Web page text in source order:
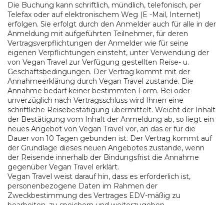
Die Buchung kann schriftlich, mündlich, telefonisch, per
Telefax oder auf elektronischem Weg (E -Mail, Internet)
erfolgen. Sie erfolgt durch den Anmelder auch für alle in der
Anmeldung mit aufgeführten Teilnehmer, für deren
Vertragsverpflichtungen der Anmelder wie für seine
eigenen Verpflichtungen einsteht, unter Verwendung der
von Vegan Travel zur Verfügung gestellten Reise- u.
Geschäftsbedingungen. Der Vertrag kommt mit der
Annahmeerklärung durch Vegan Travel zustande. Die
Annahme bedarf keiner bestimmten Form. Bei oder
unverzüglich nach Vertragsschluss wird Ihnen eine
schriftliche Reisebestätigung übermittelt. Weicht der Inhalt
der Bestätigung vom Inhalt der Anmeldung ab, so liegt ein
neues Angebot von Vegan Travel vor, an das er für die
Dauer von 10 Tagen gebunden ist. Der Vertrag kommt auf
der Grundlage dieses neuen Angebotes zustande, wenn
der Reisende innerhalb der Bindungsfrist die Annahme
gegenüber Vegan Travel erklärt.
Vegan Travel weist darauf hin, dass es erforderlich ist,
personenbezogene Daten im Rahmen der
Zweckbestimmung des Vertrages EDV-mäßig zu